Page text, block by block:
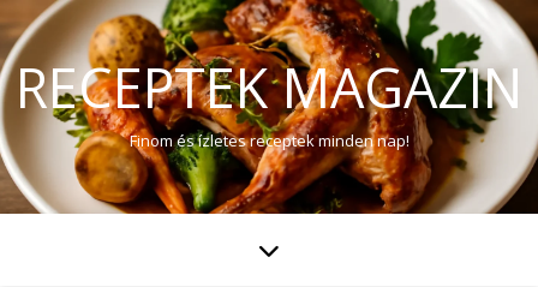
RECEPTEK MAGAZIN
Finom és ízletes receptek minden nap!